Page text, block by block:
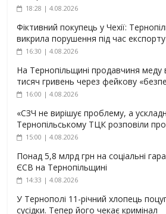
18:28 | 4.08.2026
Фіктивний покупець у Чехії:
викрила порушення під час експорту
16:30 | 4.08.2026
На Тернопільщині продавчиня
тисяч гривень через фейкову
16:00 | 4.08.2026
«СЗЧ не вирішує проблему, а
Тернопільському ТЦК розповіли
15:00 | 4.08.2026
Понад 5,8 млрд грн на соціальні
ЄСВ на Тернопільщині
14:33 | 4.08.2026
У Тернополі 11-річний хлопець
сусідки. Тепер його чекає кримінал